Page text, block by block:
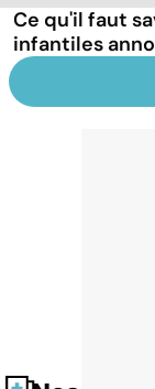
Ce qu'il faut
infantiles